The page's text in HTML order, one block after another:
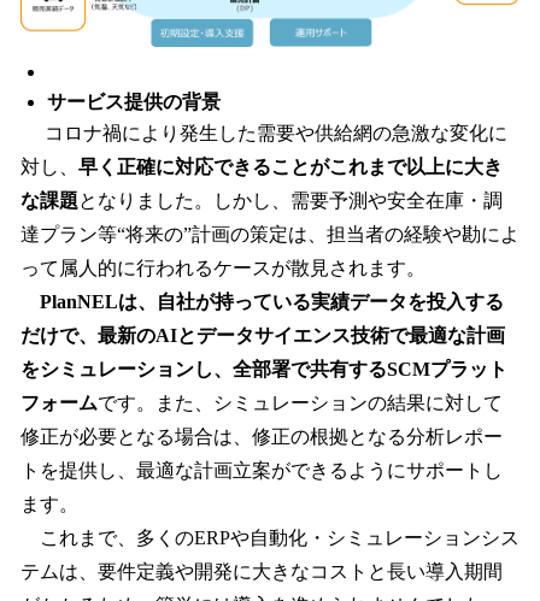
サービス提供の背景
コロナ禍により発生した需要や供給網の急激な変化に
対し、 早く正確に対応できることがこれまで以上に大き
な課題となりました。しかし、需要予測や安全在庫・調
達プラン等“将来の”計画の策定は、担当者の経験や勘によ
って属人的に行われるケースが散見されます。
PlanNELは、自社が持っている実績データを投入する
だけで、最新のAIとデータサイエンス技術で最適な計画
をシミュレーションし、全部署で共有するSCMプラット
フォームです。また、シミュレーションの結果に対して
修正が必要となる場合は、修正の根拠となる分析レポー
トを提供し、最適な計画立案ができるようにサポートし
ます。
これまで、多くのERPや自動化・シミュレーションシス
テムは、要件定義や開発に大きなコストと長い導入期間